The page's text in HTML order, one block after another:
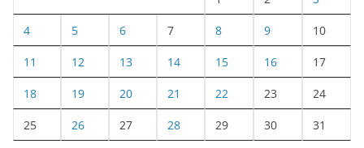
4 5 6 7 8 9 10
11 12 13 14 15 16 17
18 19 20 21 22 23 24
25 26 27 28 29 30 31